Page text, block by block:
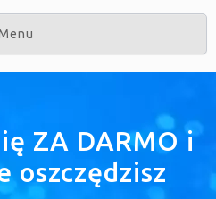
ZA DARMO i
oszczędzisz